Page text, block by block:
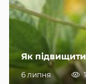
Як підвищити
6 липня